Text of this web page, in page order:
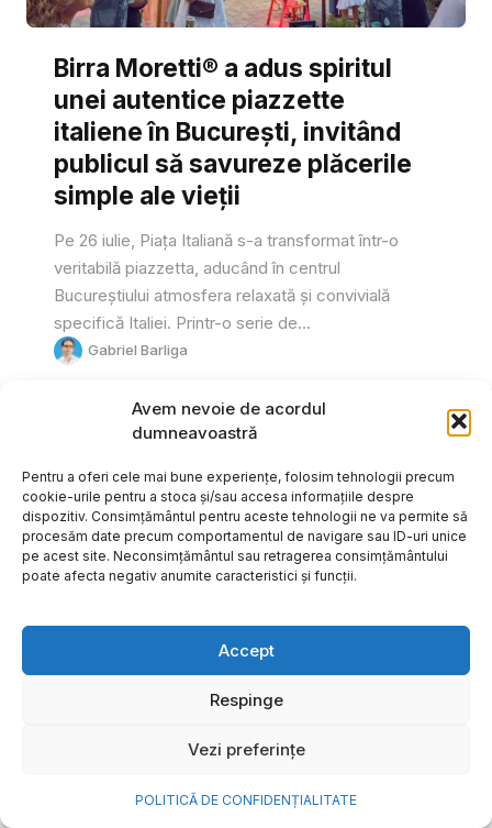
Avem nevoie de acordul
dumneavoastră
Pentru a oferi cele mai bune experiențe, folosim tehnologii precum
cookie-urile pentru a stoca și/sau accesa informațiile despre
dispozitiv. Consimțământul pentru aceste tehnologii ne va permite să
procesăm date precum comportamentul de navigare sau ID-uri unice
pe acest site. Neconsimțământul sau retragerea consimțământului
poate afecta negativ anumite caracteristici și funcții.
Accept
Respinge
Vezi preferințe
POLITICĂ DE CONFIDENȚIALITATE
Birra Moretti® a adus spiritul
unei autentice piazzette
italiene în București, invitând
publicul să savureze plăcerile
simple ale vieții
Pe 26 iulie, Piața Italiană s-a transformat într-o
veritabilă piazzetta, aducând în centrul
Bucureștiului atmosfera relaxată și convivială
specifică Italiei. Printr-o serie de...
Gabriel Barliga
frumoase amintiri ale verii într-
o bijuterie Pandora pe care o